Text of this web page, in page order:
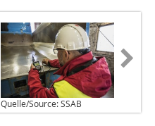
Quelle/Source: SSAB